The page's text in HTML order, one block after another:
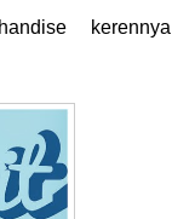
kerennya